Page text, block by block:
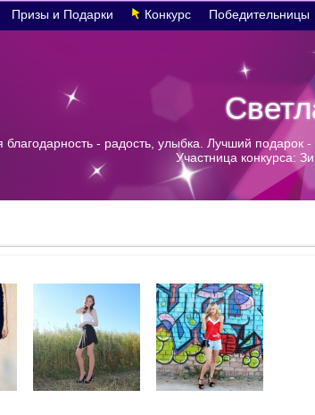
Призы и Подарки Конкурс Победительницы
благодарность - радость, улыбка. Лучший подарок -
Участница конкурса: